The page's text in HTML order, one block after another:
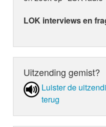
LOK interviews en
Uitzending gemist?
Luister de
terug